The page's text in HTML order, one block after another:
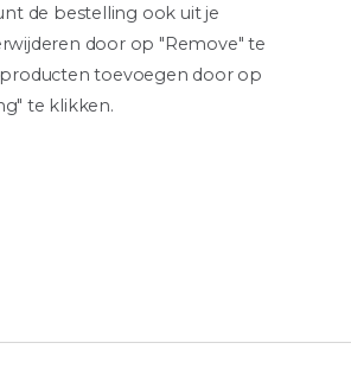
de bestelling ook uit je
door op "Remove" te
toevoegen door op
te klikken.